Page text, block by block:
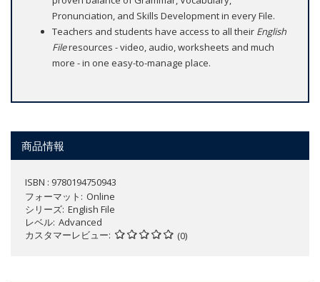
Pronunciation, and Skills Development in every File.
Teachers and students have access to all their English
Fileresources - video, audio, worksheets and much
more - in one easy-to-manage place.
商品情報
ISBN : 9780194750943
フォーマット
Online
シリーズ English File
レベル Advanced
カスタマーレビュー
(0)